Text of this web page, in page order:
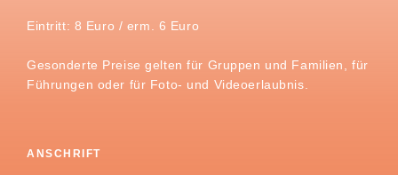
Eintritt: 8 Euro / erm. 6 Euro
Gesonderte Preise gelten für Gruppen und Familien, für
Führungen oder für Foto- und Videoerlaubnis.
ANSCHRIFT